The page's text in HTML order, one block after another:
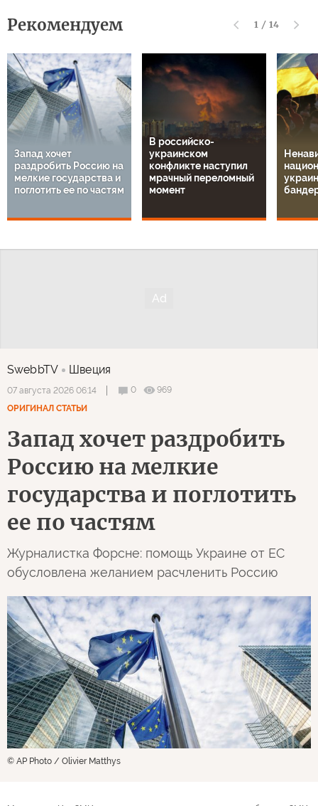
Рекомендуем 1 / 14
Запад хочет
раздробить Россию на
мелкие государства и
поглотить ее по частям
В российско-
украинском
конфликте наступил
мрачный переломный
момент
SwebbTV Швеция
07 августа 2026 06:14 0
969
ОРИГИНАЛ СТАТЬИ
Запад хочет раздробить
Россию на мелкие
государства и поглотить
ее по частям
Журналистка Форсне: помощь Украине от ЕС
обусловлена желанием расчленить Россию
© AP Photo / Olivier Matthys